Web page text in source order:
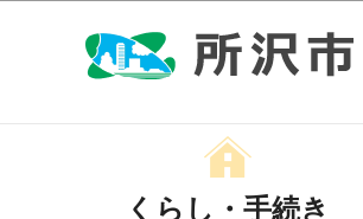
くらし・手続き